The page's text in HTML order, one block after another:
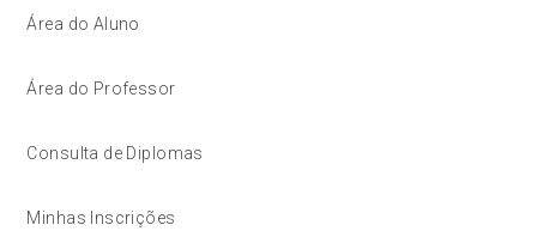
Área do Aluno
Área do Professor
Consulta de Diplomas
Minhas Inscrições